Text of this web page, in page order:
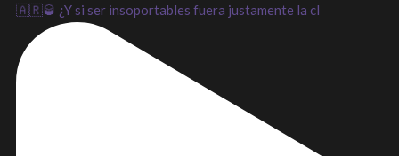
🇦🇷🥃 ¿Y si ser insoportables fuera justamente la cl